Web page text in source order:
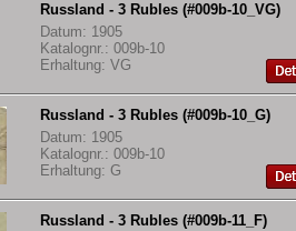
Russland - 3 Rubles (#009b-10_VG)
Datum: 1905
Katalognr.: 009b-10
Erhaltung: VG
Russland - 3 Rubles (#009b-10_G)
Datum: 1905
Katalognr.: 009b-10
Erhaltung: G
Russland - 3 Rubles (#009b-11_F)